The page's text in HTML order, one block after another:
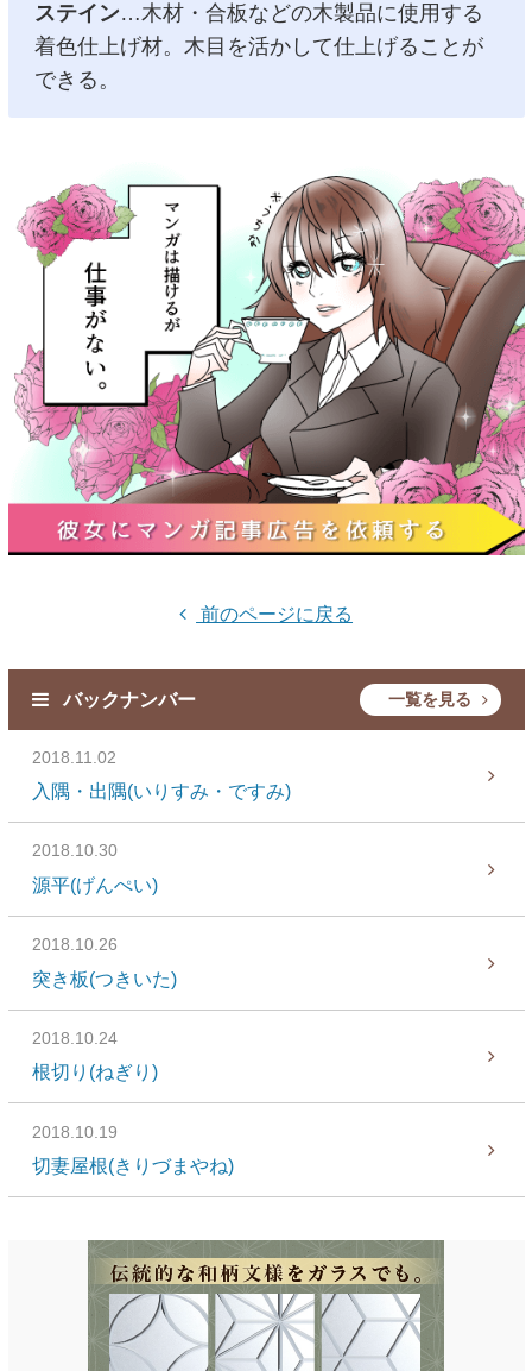
ステイン…木材・合板などの木製品に使用する
着色仕上げ材。木目を活かして仕上げることが
できる。
前のページに戻る
バックナンバー 一覧を見る
2018.11.02
入隅・出隅(いりすみ・ですみ)
2018.10.30
源平(げんぺい)
2018.10.26
突き板(つきいた)
2018.10.24
根切り(ねぎり)
2018.10.19
切妻屋根(きりづまやね)